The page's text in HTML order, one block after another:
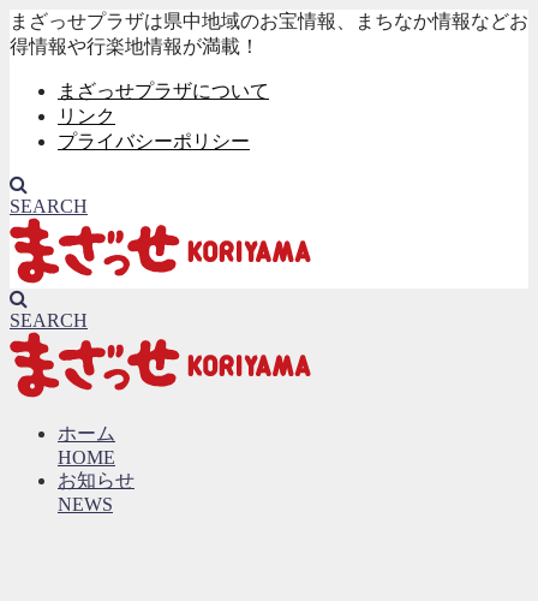
まざっせプラザは県中地域のお宝情報、まちなか情報などお
得情報や行楽地情報が満載！
まざっせプラザについて
リンク
プライバシーポリシー
SEARCH
SEARCH
ホーム
HOME
お知らせ
NEWS